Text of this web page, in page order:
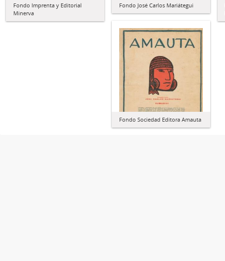
Fondo Imprenta y Editorial
Minerva
Fondo José Carlos Mariátegui
Fondo Sociedad Editora Amauta